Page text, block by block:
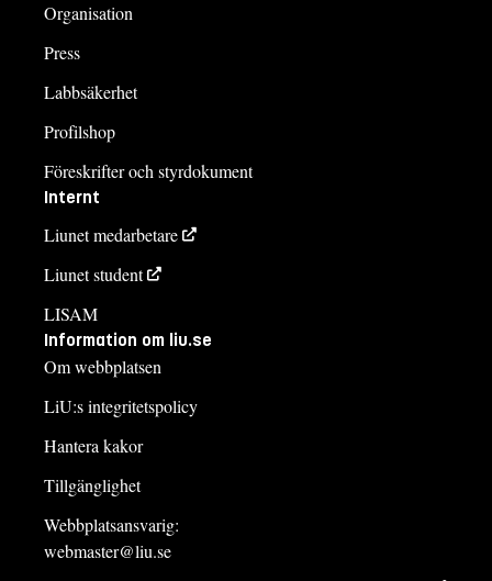
Organisation
Press
Labbsäkerhet
Profilshop
Föreskrifter och styrdokument
Internt
Liunet medarbetare
Liunet student
LISAM
Information om liu.se
Om webbplatsen
LiU:s integritetspolicy
Hantera kakor
Tillgänglighet
Webbplatsansvarig:
webmaster@liu.se